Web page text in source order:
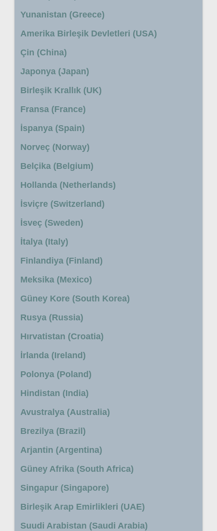
Yunanistan (Greece)
Amerika Birleşik Devletleri (USA)
Çin (China)
Japonya (Japan)
Birleşik Krallık (UK)
Fransa (France)
İspanya (Spain)
Norveç (Norway)
Belçika (Belgium)
Hollanda (Netherlands)
İsviçre (Switzerland)
İsveç (Sweden)
İtalya (Italy)
Finlandiya (Finland)
Meksika (Mexico)
Güney Kore (South Korea)
Rusya (Russia)
Hırvatistan (Croatia)
İrlanda (Ireland)
Polonya (Poland)
Hindistan (India)
Avustralya (Australia)
Brezilya (Brazil)
Arjantin (Argentina)
Güney Afrika (South Africa)
Singapur (Singapore)
Birleşik Arap Emirlikleri (UAE)
Suudi Arabistan (Saudi Arabia)